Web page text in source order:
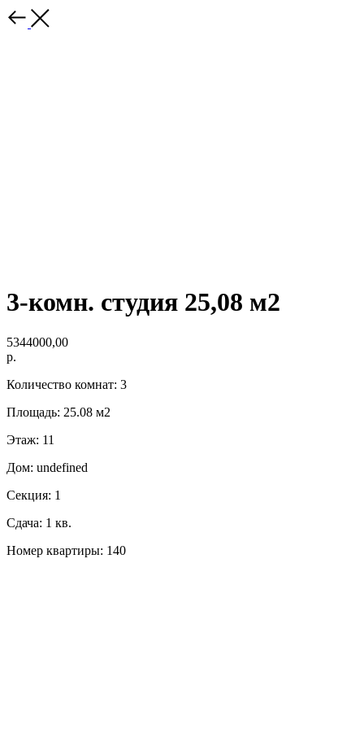
3-комн. студия 25,08 м2
5344000,00
р.
Количество комнат: 3
Площадь: 25.08 м2
Этаж: 11
Дом: undefined
Секция: 1
Сдача: 1 кв.
Номер квартиры: 140